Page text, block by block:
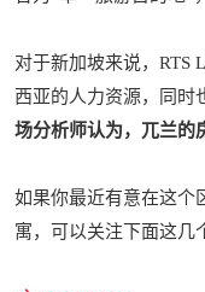
对于新加坡来说，RTS
西亚的人力资源，同时
场分析师认为，兀兰的
如果你最近有意在这个
寓，可以关注下面这几